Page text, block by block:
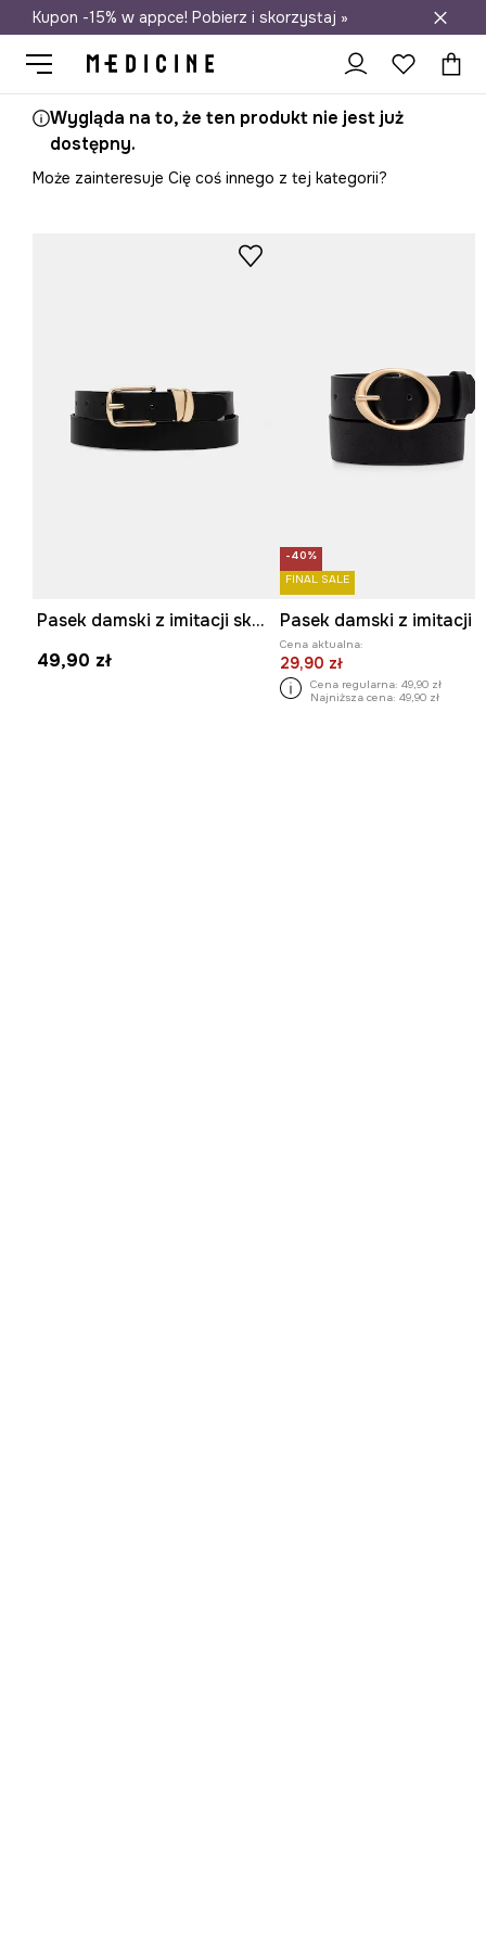
Darmowa dostawa do salonów
Kupon -15% w appce! Pobierz i skorzystaj »
Wygląda na to, że ten produkt nie jest już
dostępny.
Może zainteresuje Cię coś innego z tej kategorii?
Pasek damski z imitacji skóry
49,90 zł
-40%
FINAL SALE
Cena aktualna:
29,90 zł
Cena regularna: 49,90 zł
Najniższa cena: 49,90 zł